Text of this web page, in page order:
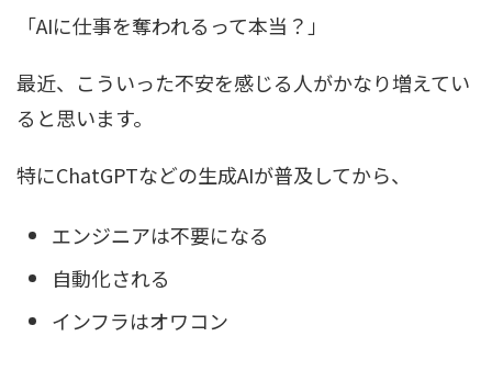
「AIに仕事を奪われるって本当？」
最近、こういった不安を感じる人がかなり増えてい
ると思います。
特にChatGPTなどの生成AIが普及してから、
エンジニアは不要になる
自動化される
インフラはオワコン